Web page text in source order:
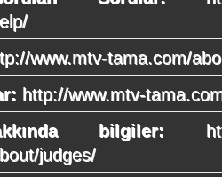
www.mtv-tama.com/
http://www.mtv-
bilgiler:
judges/